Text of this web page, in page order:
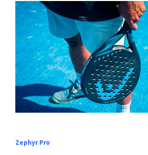
Zephyr Pro